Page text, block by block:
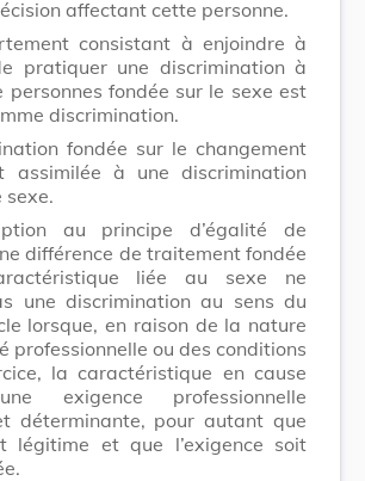
affectant cette personne.
consistant à enjoindre à
pratiquer une discrimination à
personnes fondée sur le sexe est
discrimination.
fondée sur le changement
assimilée à une discrimination
sexe.
au principe d’égalité de
différence de traitement fondée
liée au sexe ne
une discrimination au sens du
lorsque, en raison de la nature
professionnelle ou des conditions
la caractéristique en cause
exigence professionnelle
déterminante, pour autant que
légitime et que l’exigence soit